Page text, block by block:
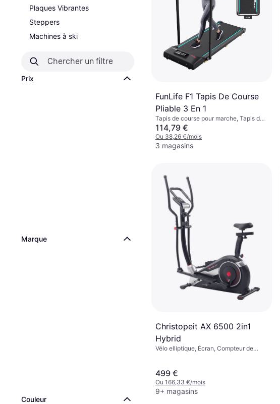
Plaques Vibrantes
Steppers
Machines à ski
Prix
Marque
Couleur
FunLife F1 Tapis De Course
Pliable 3 En 1
Tapis de course pour marche, Tapis de
course, Pliable, Roues de transport,
Écran
114,79 €
Ou 38,26 €/mois
3 magasins
Christopeit AX 6500 2in1
Hybrid
Vélo elliptique, Écran, Compteur de
499 €
Ou 166,33 €/mois
9+ magasins